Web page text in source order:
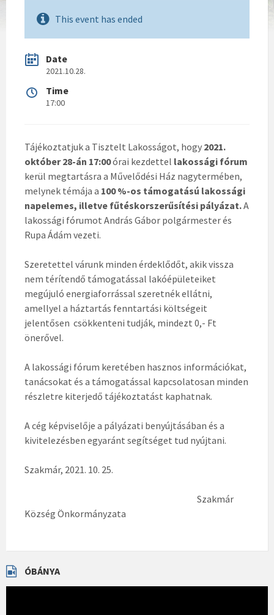
This event has ended
Date
2021.10.28.
Time
17:00
Tájékoztatjuk a Tisztelt Lakosságot, hogy 2021.
október 28-án 17:00órai kezdettel lakossági fórum
kerül megtartásra a Művelődési Ház nagytermében,
melynek témája a 100 %-os támogatású lakossági
napelemes, illetve fűtéskorszerűsítési pályázat.A
lakossági fórumot András Gábor polgármester és
Rupa Ádám vezeti.
Szeretettel várunk minden érdeklődőt, akik vissza
nem térítendő támogatással lakóépületeiket
megújuló energiaforrással szeretnék ellátni,
amellyel a háztartás fenntartási költségeit
jelentősen csökkenteni tudják, mindezt 0,- Ft
önerővel.
A lakossági fórum keretében hasznos információkat,
tanácsokat és a támogatással kapcsolatosan minden
részletre kiterjedő tájékoztatást kaphatnak.
A cég képviselője a pályázati benyújtásában és a
kivitelezésben egyaránt segítséget tud nyújtani.
Szakmár, 2021. 10. 25.
Szakmár
Község Önkormányzata
ÓBÁNYA